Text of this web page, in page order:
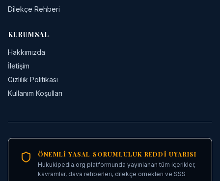
Dilekçe Rehberi
KURUMSAL
Hakkımızda
İletişim
Gizlilik Politikası
Kullanım Koşulları
ÖNEMLI YASAL SORUMLULUK REDDI UYARISI
Hukukipedia.org platformunda yayınlanan tüm içerikler,
kavramlar, dava rehberleri, dilekçe örnekleri ve SSS